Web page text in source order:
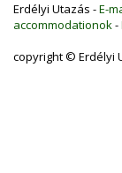
Erdélyi Utazás -E-
accommodationok -
copyright © Erdélyi